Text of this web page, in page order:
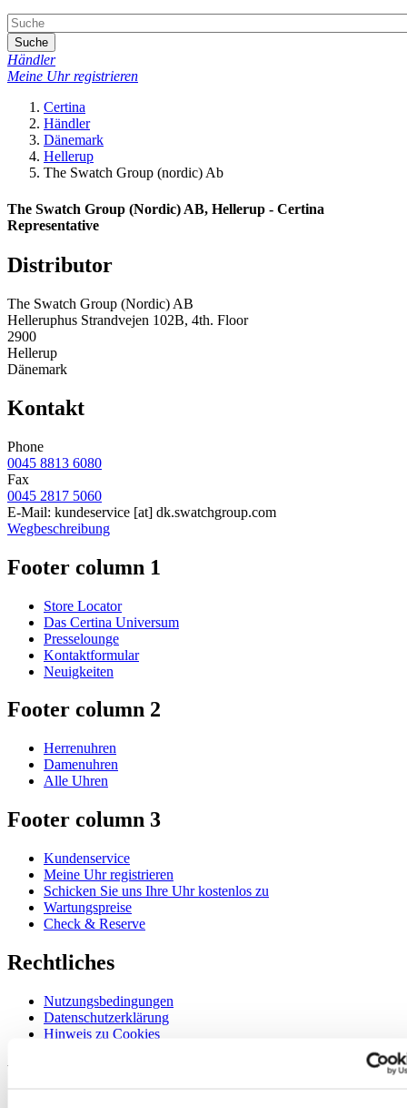
Suche
Händler
Meine Uhr registrieren
Certina
Händler
Dänemark
Hellerup
The Swatch Group (nordic) Ab
The Swatch Group (Nordic) AB, Hellerup - Certina
Representative
Distributor
The Swatch Group (Nordic) AB
Helleruphus Strandvejen 102B, 4th. Floor
2900
Hellerup
Dänemark
Kontakt
Phone
0045 8813 6080
Fax
0045 2817 5060
E-Mail: kundeservice [at] dk.swatchgroup.com
Wegbeschreibung
Footer column 1
Store Locator
Das Certina Universum
Presselounge
Kontaktformular
Neuigkeiten
Footer column 2
Herrenuhren
Damenuhren
Alle Uhren
Footer column 3
Kundenservice
Meine Uhr registrieren
Schicken Sie uns Ihre Uhr kostenlos zu
Wartungspreise
Check & Reserve
Rechtliches
Nutzungsbedingungen
Datenschutzerklärung
Hinweis zu Cookies
Willkommen im CERTINA Club